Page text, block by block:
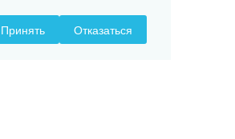
Принять Отказаться